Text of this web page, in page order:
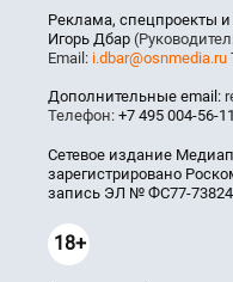
Реклама, спецпроекты и
Игорь Дбар
Email: i.dbar@osnmedia.ru
Дополнительные email:
Телефон: +7 495 004-56-11
Сетевое издание
зарегистрировано
запись ЭЛ № ФС77-
18+